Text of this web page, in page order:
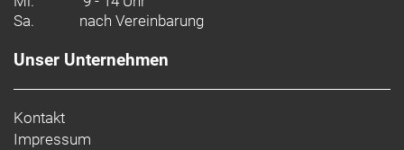
Sa.
nach Vereinbarung
Unser Unternehmen
Kontakt
Impressum